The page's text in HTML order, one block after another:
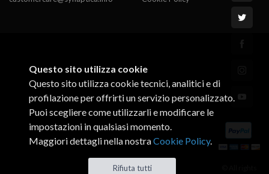
Questo sito utilizza cookie
Questo sito utilizza cookie tecnici, analitici e di
profilazione per offrirti un servizio personalizzato.
Puoi scegliere come utilizzarli e modificare le
impostazioni in qualsiasi momento.
Maggiori dettagli nella nostraCookie Policy.
Rifiuta tutti